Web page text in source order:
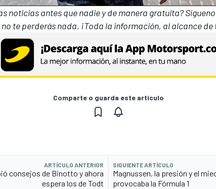
noticias antes que nadie y de manera gratuita?
no te perderás nada. ¡Toda la información, al alcance de
Comparte o guarda este artículo
ARTÍCULO ANTERIOR
consejos de Binotto y ahora
espera los de Todt
SIGUIENTE ARTÍCULO
Magnussen, la presión y el
provocaba la Fórmula 1